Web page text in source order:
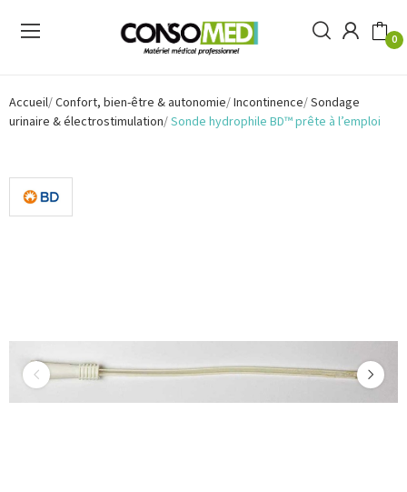
0
Accueil Confort, bien-être & autonomie Incontinence Sondage
urinaire & électrostimulation Sonde hydrophile BD™ prête à l’emploi